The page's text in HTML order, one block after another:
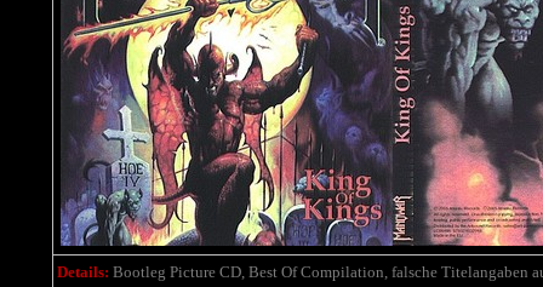
Details: Bootleg Picture CD, Best Of Compilation, falsche Titelangaben